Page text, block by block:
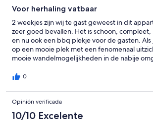
Voor herhaling vatbaar
2 weekjes zijn wij te gast geweest in dit
zeer goed bevallen. Het is schoon,
en nu ook een bbq plekje voor de gasten.
op een mooie plek met een fenomenaal
mooie wandelmogelijkheden in de nabije
0
Opinión verificada
10/10 Excelente